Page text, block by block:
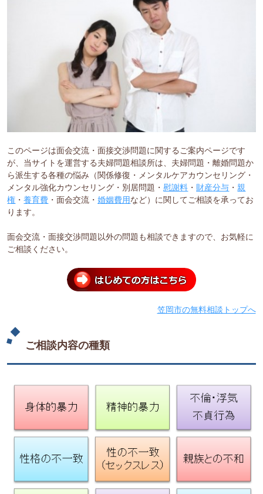
このページは面会交流・面接交渉問題に関するご案内ページです
が、当サイトを運営する夫婦問題相談所は、夫婦問題・離婚問題か
ら派生する各種の悩み（関係修復・メンタルケアカウンセリング・
メンタル強化カウンセリング・別居問題・慰謝料 ・ 財産分与 ・親
権 ・養育費 ・面会交流・婚姻費用など）に関してご相談を承ってお
ります。
面会交流・面接交渉問題以外の問題も相談できますので、お気軽に
ご相談ください。
笠岡市の無料相談トップへ
ご相談内容の種類